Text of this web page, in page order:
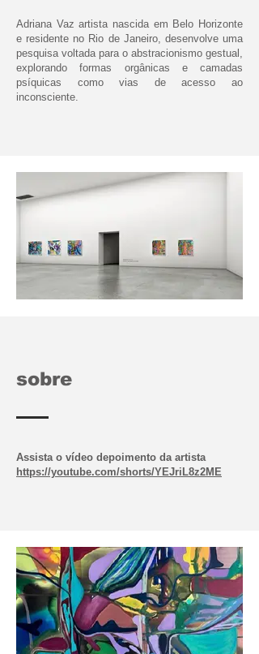
Adriana Vaz artista nascida em Belo Horizonte
e residente no Rio de Janeiro, desenvolve uma
pesquisa voltada para o abstracionismo gestual,
explorando formas orgânicas e camadas
psíquicas como vias de acesso ao
inconsciente.
sobre
Assista o vídeo depoimento da artista
https://youtube.com/shorts/YEJriL8z2ME